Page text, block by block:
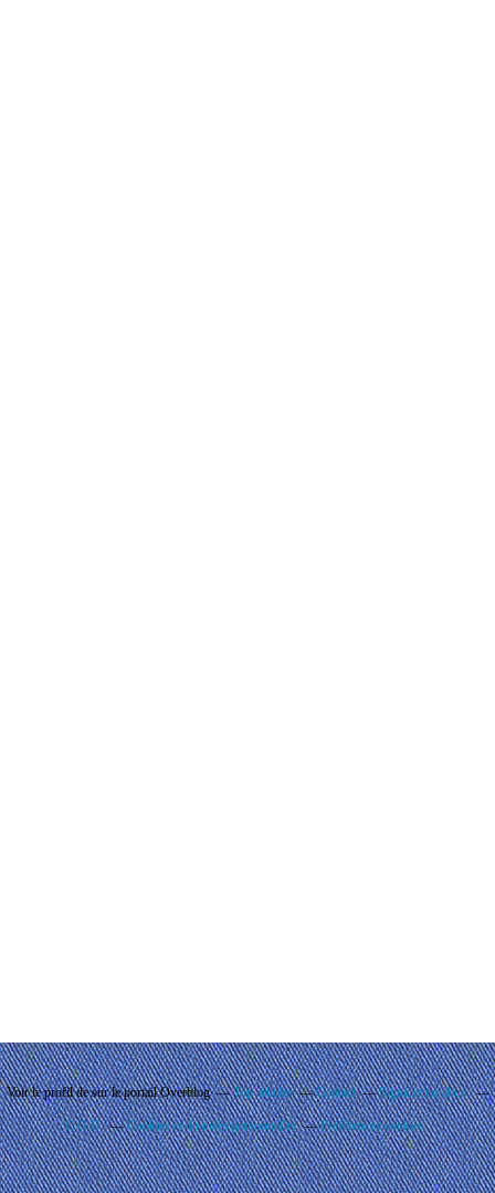
Voir le profil desur le portail Overblog Top articles Contact Signaler un abus
C.G.U. Cookies et données personnelles Préférences cookies